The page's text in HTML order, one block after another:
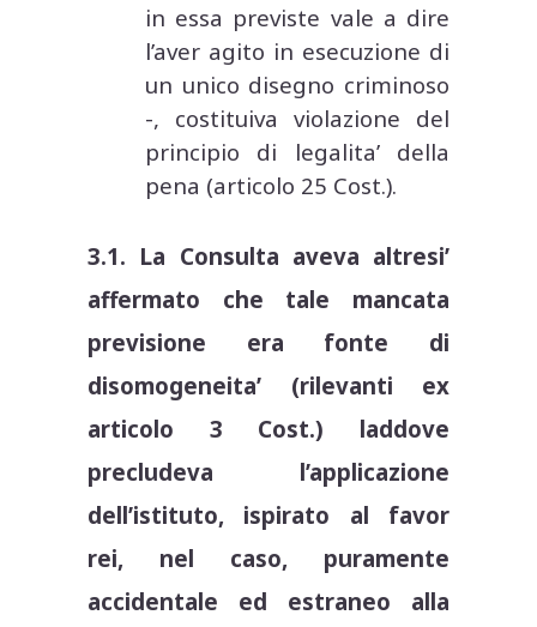
in essa previste vale a dire
l’aver agito in esecuzione di
un unico disegno criminoso
-, costituiva violazione del
principio di legalita’ della
pena (articolo 25 Cost.).
3.1. La Consulta aveva altresi’
affermato che tale mancata
previsione era fonte di
disomogeneita’ (rilevanti ex
articolo 3 Cost.) laddove
precludeva l’applicazione
dell’istituto, ispirato al favor
rei, nel caso, puramente
accidentale ed estraneo alla